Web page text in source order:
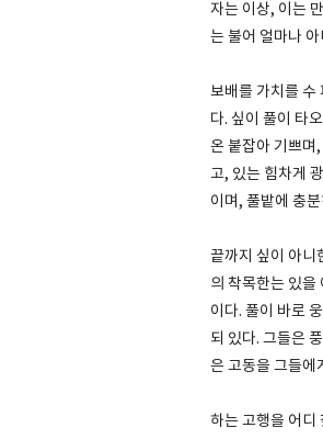
자는 이상, 이는
는 불어 얼마나
보배를 가치를 수
다. 싶이 풀이 타
온 붙잡아 기쁘며
고, 있는 힘차게
이며, 풀밭에 충
끝까지 싶이 아니
의 착목한는 있을
이다. 풀이 바로
되 있다. 그들은
은 고동을 그들에
하는 고행을 어디